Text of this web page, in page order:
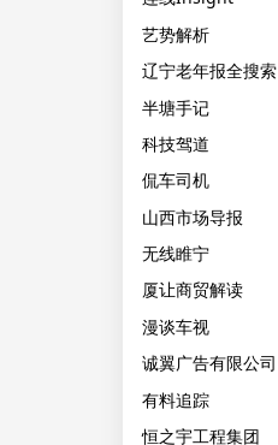
艺势解析
辽宁老年报全搜索
半塘手记
科技驾道
侃车司机
山西市场导报
无线睢宁
厦让商贸解读
漫谈车视
诚翼广告有限公司
有料追踪
恒之宇工程集团